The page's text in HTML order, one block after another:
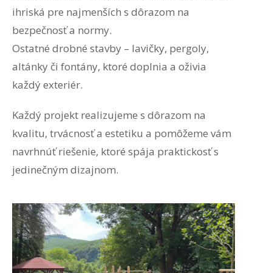
ihriská pre najmenších s dôrazom na
bezpečnosť a normy.
Ostatné drobné stavby – lavičky, pergoly,
altánky či fontány, ktoré doplnia a oživia
každý exteriér.
Každý projekt realizujeme s dôrazom na
kvalitu, trvácnosť a estetiku a pomôžeme vám
navrhnúť riešenie, ktoré spája praktickosť s
jedinečným dizajnom.